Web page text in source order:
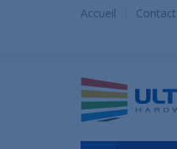
Accueil Contact